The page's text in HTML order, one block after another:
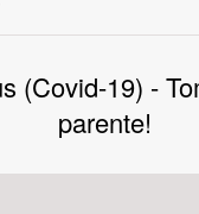
(Covid-19) -
parente!